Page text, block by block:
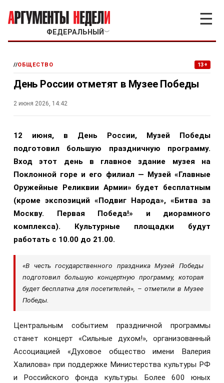
ФЕДЕРАЛЬНЫЙ ﹀
☰
//ОБЩЕСТВО 13+
День России отметят в Музее Победы
2 июня 2026, 14:42
12 июня, в День России, Музей Победы
подготовил большую праздничную программу.
Вход этот день в главное здание музея на
Поклонной горе и его филиал — Музей «Главные
Оружейные Реликвии Армии» будет бесплатным
(кроме экспозиций «Подвиг Народа», «Битва за
Москву. Первая Победа!» и диорамного
комплекса). Культурные площадки будут
работать с 10.00 до 21.00.
«В честь государственного праздника Музей Победы
подготовил большую концертную программу, которая
будет бесплатна для посетителей», – отметили в Музее
Победы.
Центральным событием праздничной программы
станет концерт «Сильные духом!», организованный
Ассоциацией «Духовое общество имени Валерия
Халилова» при поддержке Министерства культуры РФ
и Российского фонда культуры. Более 600 юных